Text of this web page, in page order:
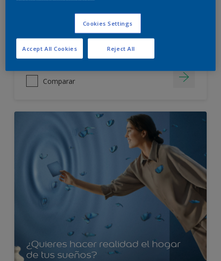
Comparar
¿Quieres hacer realidad el hogar
de tus sueños?
Cookies Settings
Reject All
Accept All Cookies